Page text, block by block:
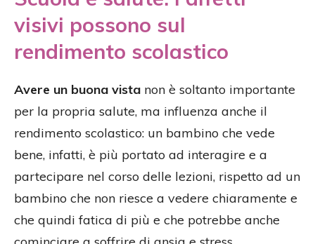
visivi possono sul
rendimento scolastico
Avere un buona vista non è soltanto importante
per la propria salute, ma influenza anche il
rendimento scolastico: un bambino che vede
bene, infatti, è più portato ad interagire e a
partecipare nel corso delle lezioni, rispetto ad un
bambino che non riesce a vedere chiaramente e
che quindi fatica di più e che potrebbe anche